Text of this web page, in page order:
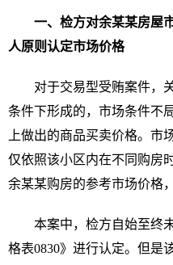
一、检方对余某某房屋
人原则认定市场价格
对于交易型受贿案件，
条件下形成的，市场条件不
上做出的商品买卖价格。
仅依照该小区内在不同购房
余某某购房的参考市场价格
本案中，检方自始至终
格表0830》进行认定。但是